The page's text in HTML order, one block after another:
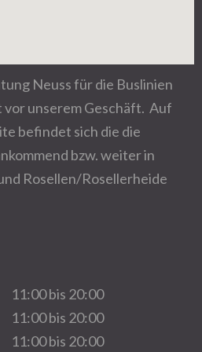
Neuss für die Buslinien
vor unserem Geschäft. Auf
befindet sich die die
bzw. weiter in
Rosellen/Rosellerheide
11:00 bis 20:00
11:00 bis 20:00
11:00 bis 20:00